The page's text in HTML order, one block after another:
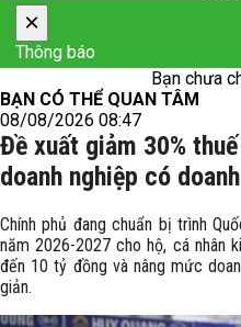
×
Thông báo
Bạn chưa
BẠN CÓ THỂ QUAN TÂM
08/08/2026 08:47
Đề xuất giảm 30%
doanh nghiệp có
Chính phủ đang chuẩn bị trình
năm 2026-2027 cho hộ, cá nhân
đến 10 tỷ đồng và nâng mức
giản.